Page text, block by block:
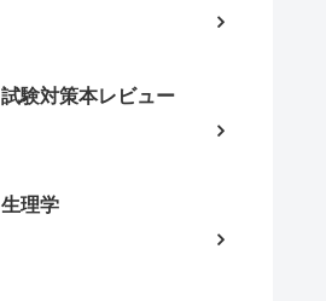
試験対策本レビュー
生理学